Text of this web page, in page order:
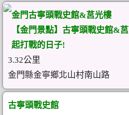
金門古寧頭戰史館&莒光樓
【金門景點】古寧頭戰史館&
起打戰的日子!
3.32公里
金門縣金寧鄉北山村‎南山路
古寧頭戰史館